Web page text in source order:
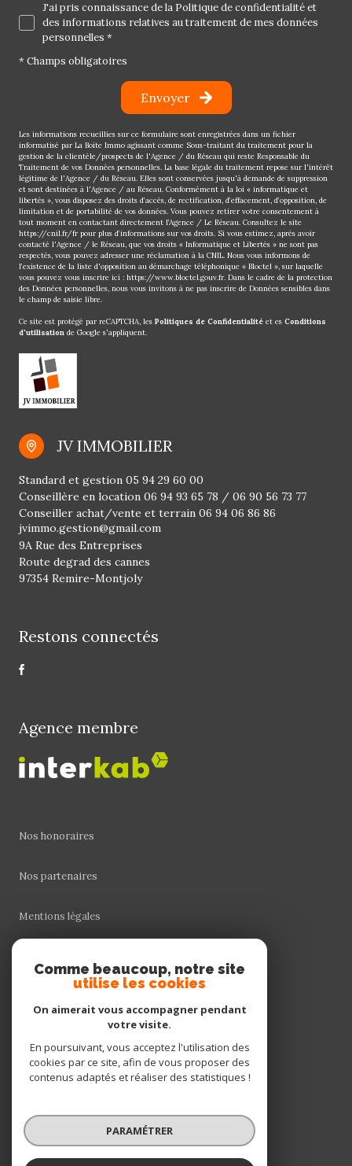
J'ai pris connaissance de la Politique de confidentialité et
des informations relatives au traitement de mes données
personnelles *
* Champs obligatoires
Envoyer
Les informations recueillies sur ce formulaire sont enregistrées dans un fichier
informatisé par La Boite Immo agissant comme Sous-traitant du traitement pour la
gestion de la clientèle/prospects de l'Agence / du Réseau qui reste Responsable du
Traitement de vos Données personnelles. La base légale du traitement repose sur l'intérêt
légitime de l'Agence / du Réseau. Elles sont conservées jusqu'à demande de suppression
et sont destinées à l'Agence / au Réseau. Conformément à la loi « informatique et
libertés », vous disposez des droits d’accès, de rectification, d’effacement, d’opposition, de
limitation et de portabilité de vos données. Vous pouvez retirer votre consentement à
tout moment en contactant directement l’Agence / Le Réseau. Consultez le site
https://cnil.fr/frpour plus d’informations sur vos droits. Si vous estimez, après avoir
contacté l'Agence / le Réseau, que vos droits « Informatique et Libertés » ne sont pas
respectés, vous pouvez adresser une réclamation à la CNIL. Nous vous informons de
l’existence de la liste d'opposition au démarchage téléphonique « Bloctel », sur laquelle
vous pouvez vous inscrire ici : https://www.bloctel.gouv.fr. Dans le cadre de la protection
des Données personnelles, nous vous invitons à ne pas inscrire de Données sensibles dans
le champ de saisie libre.
Ce site est protégé par reCAPTCHA, les Politiques de Confidentialité et es Conditions
d'utilisation de Google s'appliquent.
JV IMMOBILIER
jvimmo.gestion@gmail.com
Standard et gestion 05 94 29 60 00
Conseillère en location 06 94 93 65 78 / 06 90 56 73 77
Conseiller achat/vente et terrain 06 94 06 86 86
9A Rue des Entreprises
Route degrad des cannes
97354 Remire-Montjoly
Restons connectés
Agence membre
Nos honoraires
Nos partenaires
Mentions légales
Réalisé par
Comme beaucoup, notre site
utilise les cookies
On aimerait vous accompagner pendant
votre visite.
En poursuivant, vous acceptez l'utilisation des
cookies par ce site, afin de vous proposer des
contenus adaptés et réaliser des statistiques !
PARAMÉTRER